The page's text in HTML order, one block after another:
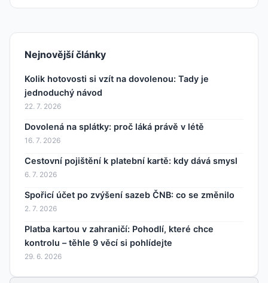
Nejnovější články
Kolik hotovosti si vzít na dovolenou: Tady je
jednoduchý návod
22. 7. 2026
Dovolená na splátky: proč láká právě v létě
16. 7. 2026
Cestovní pojištění k platební kartě: kdy dává smysl
6. 7. 2026
Spořicí účet po zvýšení sazeb ČNB: co se změnilo
2. 7. 2026
Platba kartou v zahraničí: Pohodlí, které chce
kontrolu – těhle 9 věcí si pohlídejte
29. 6. 2026